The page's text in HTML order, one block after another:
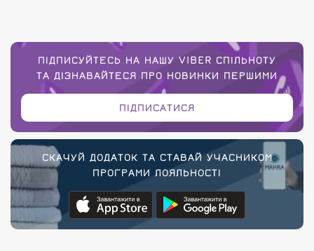
ПІДПИСУЙТЕСЬ НА НАШУ VIBER СПІЛЬНОТУ
ТА ДІЗНАВАЙТЕСЯ ПРО НОВИНКИ ПЕРШИМИ
ПІДПИСАТИСЯ
СКАЧУЙ ДОДАТОК ТА СТАВАЙ УЧАСНИКОМ
ПРОГРАМИ ЛОЯЛЬНОСТІ